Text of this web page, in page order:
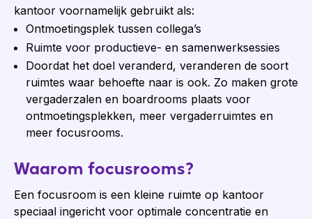
kantoor voornamelijk gebruikt als:
Ontmoetingsplek tussen collega’s
Ruimte voor productieve- en samenwerksessies
Doordat het doel veranderd, veranderen de soort
ruimtes waar behoefte naar is ook. Zo maken grote
vergaderzalen en boardrooms plaats voor
ontmoetingsplekken, meer vergaderruimtes en
meer focusrooms.
Waarom focusrooms?
Een focusroom is een kleine ruimte op kantoor
speciaal ingericht voor optimale concentratie en